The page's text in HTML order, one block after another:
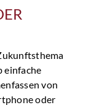
einfache
von
oder